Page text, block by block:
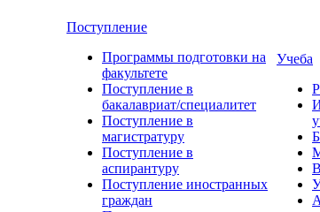
Поступление
Программы подготовки на
факультете
Поступление в
бакалавриат/специалитет
Поступление в
магистратуру
Поступление в
аспирантуру
Поступление иностранных
граждан
Учеба